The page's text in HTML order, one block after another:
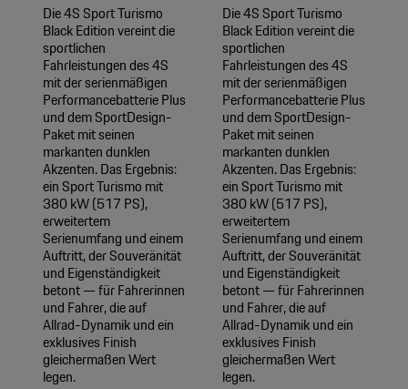
Die 4S Sport Turismo
Black Edition vereint die
sportlichen
Fahrleistungen des 4S
mit der serienmäßigen
Performancebatterie Plus
und dem SportDesign-
Paket mit seinen
markanten dunklen
Akzenten. Das Ergebnis:
ein Sport Turismo mit
380 kW (517 PS),
erweitertem
Serienumfang und einem
Auftritt, der Souveränität
und Eigenständigkeit
betont — für Fahrerinnen
und Fahrer, die auf
Allrad-Dynamik und ein
exklusives Finish
gleichermaßen Wert
legen.
Die 4S Sport Turismo
Black Edition vereint die
sportlichen
Fahrleistungen des 4S
mit der serienmäßigen
Performancebatterie Plus
und dem SportDesign-
Paket mit seinen
markanten dunklen
Akzenten. Das Ergebnis:
ein Sport Turismo mit
380 kW (517 PS),
erweitertem
Serienumfang und einem
Auftritt, der Souveränität
und Eigenständigkeit
betont — für Fahrerinnen
und Fahrer, die auf
Allrad-Dynamik und ein
exklusives Finish
gleichermaßen Wert
legen.